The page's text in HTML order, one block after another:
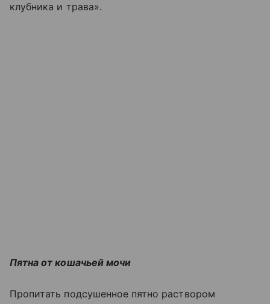
клубника и трава».
Пятна от кошачьей мочи
Пропитать подсушенное пятно раствором